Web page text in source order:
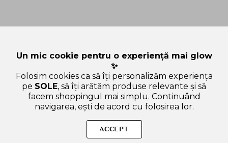
Oil Control Light Sunscreen SPF 50+ PA++++, 40 ml - crema de
fata formulata cu niacinamida si acid hialuronic, care
Un mic cookie pentru o experiență mai glow
✨
Folosim cookies ca să îți personalizăm experiența
pe SOLE, să îți arătăm produse relevante și să
facem shoppingul mai simplu. Continuând
navigarea, ești de acord cu folosirea lor.
ACCEPT